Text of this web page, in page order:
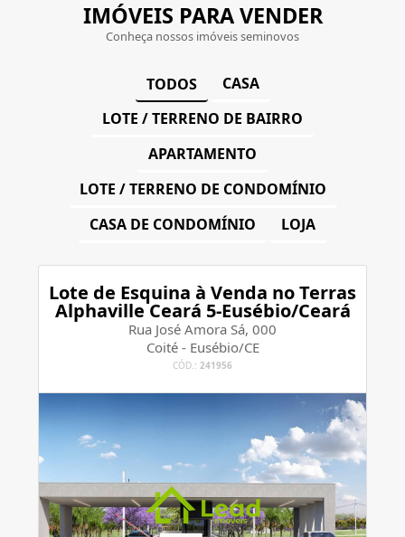
IMÓVEIS PARA VENDER
Conheça nossos imóveis seminovos
TODOS
CASA
LOTE / TERRENO DE BAIRRO
APARTAMENTO
LOTE / TERRENO DE CONDOMÍNIO
CASA DE CONDOMÍNIO
LOJA
Lote de Esquina à Venda no Terras
Alphaville Ceará 5-Eusébio/Ceará
Rua José Amora Sá, 000
Coité - Eusébio/CE
CÓD.: 241956